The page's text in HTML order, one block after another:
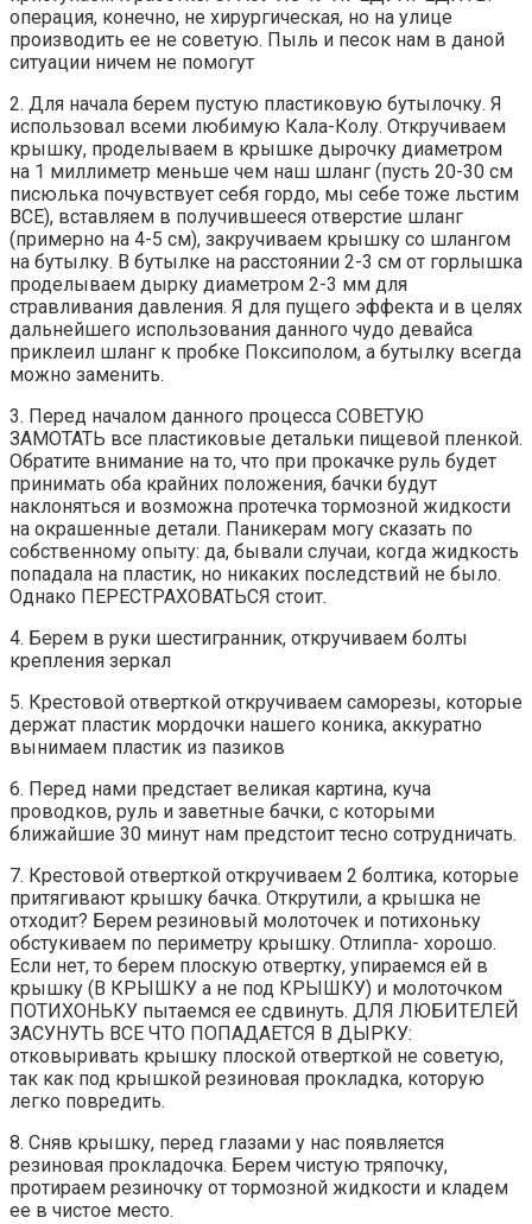
операция, конечно, не хирургическая, но на улице
производить ее не советую. Пыль и песок нам в даной
ситуации ничем не помогут
2. Для начала берем пустую пластиковую бутылочку. Я
использовал всеми любимую Кала-Колу. Откручиваем
крышку, проделываем в крышке дырочку диаметром
на 1 миллиметр меньше чем наш шланг (пусть 20-30 см
писюлька почувствует себя гордо, мы себе тоже льстим
ВСЕ), вставляем в получившееся отверстие шланг
(примерно на 4-5 см), закручиваем крышку со шлангом
на бутылку. В бутылке на расстоянии 2-3 см от горлышка
проделываем дырку диаметром 2-3 мм для
стравливания давления. Я для пущего эффекта и в целях
дальнейшего использования данного чудо девайса
приклеил шланг к пробке Поксиполом, а бутылку всегда
можно заменить.
3. Перед началом данного процесса СОВЕТУЮ
ЗАМОТАТЬ все пластиковые детальки пищевой пленкой.
Обратите внимание на то, что при прокачке руль будет
принимать оба крайних положения, бачки будут
наклоняться и возможна протечка тормозной жидкости
на окрашенные детали. Паникерам могу сказать по
собственному опыту: да, бывали случаи, когда жидкость
попадала на пластик, но никаких последствий не было.
Однако ПЕРЕСТРАХОВАТЬСЯ стоит.
4. Берем в руки шестигранник, откручиваем болты
крепления зеркал
5. Крестовой отверткой откручиваем саморезы, которые
держат пластик мордочки нашего коника, аккуратно
вынимаем пластик из пазиков
6. Перед нами предстает великая картина, куча
проводков, руль и заветные бачки, с которыми
ближайшие 30 минут нам предстоит тесно сотрудничать.
7. Крестовой отверткой откручиваем 2 болтика, которые
притягивают крышку бачка. Открутили, а крышка не
отходит? Берем резиновый молоточек и потихоньку
обстукиваем по периметру крышку. Отлипла- хорошо.
Если нет, то берем плоскую отвертку, упираемся ей в
крышку (В КРЫШКУ а не под КРЫШКУ) и молоточком
ПОТИХОНЬКУ пытаемся ее сдвинуть. ДЛЯ ЛЮБИТЕЛЕЙ
ЗАСУНУТЬ ВСЕ ЧТО ПОПАДАЕТСЯ В ДЫРКУ:
отковыривать крышку плоской отверткой не советую,
так как под крышкой резиновая прокладка, которую
легко повредить.
8. Сняв крышку, перед глазами у нас появляется
резиновая прокладочка. Берем чистую тряпочку,
протираем резиночку от тормозной жидкости и кладем
ее в чистое место.